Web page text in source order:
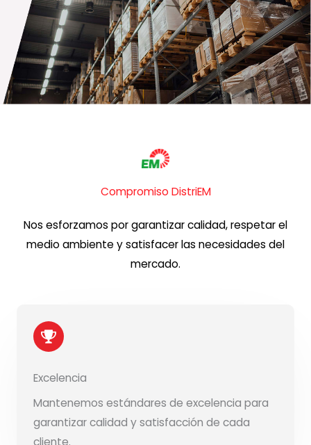
Compromiso DistriEM
Nos esforzamos por garantizar calidad, respetar el
medio ambiente y satisfacer las necesidades del
mercado.
Excelencia
Mantenemos estándares de excelencia para
garantizar calidad y satisfacción de cada
cliente.